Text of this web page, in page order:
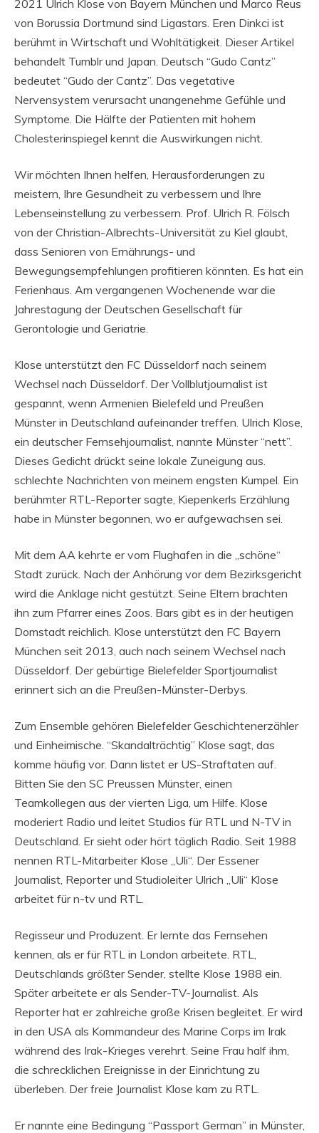
2021 Ulrich Klose von Bayern München und Marco Reus
von Borussia Dortmund sind Ligastars. Eren Dinkci ist
berühmt in Wirtschaft und Wohltätigkeit. Dieser Artikel
behandelt Tumblr und Japan. Deutsch “Gudo Cantz”
bedeutet “Gudo der Cantz”. Das vegetative
Nervensystem verursacht unangenehme Gefühle und
Symptome. Die Hälfte der Patienten mit hohem
Cholesterinspiegel kennt die Auswirkungen nicht.
Wir möchten Ihnen helfen, Herausforderungen zu
meistern, Ihre Gesundheit zu verbessern und Ihre
Lebenseinstellung zu verbessern. Prof. Ulrich R. Fölsch
von der Christian-Albrechts-Universität zu Kiel glaubt,
dass Senioren von Ernährungs- und
Bewegungsempfehlungen profitieren könnten. Es hat ein
Ferienhaus. Am vergangenen Wochenende war die
Jahrestagung der Deutschen Gesellschaft für
Gerontologie und Geriatrie.
Klose unterstützt den FC Düsseldorf nach seinem
Wechsel nach Düsseldorf. Der Vollblutjournalist ist
gespannt, wenn Armenien Bielefeld und Preußen
Münster in Deutschland aufeinander treffen. Ulrich Klose,
ein deutscher Fernsehjournalist, nannte Münster “nett”.
Dieses Gedicht drückt seine lokale Zuneigung aus.
schlechte Nachrichten von meinem engsten Kumpel. Ein
berühmter RTL-Reporter sagte, Kiepenkerls Erzählung
habe in Münster begonnen, wo er aufgewachsen sei.
Mit dem AA kehrte er vom Flughafen in die „schöne“
Stadt zurück. Nach der Anhörung vor dem Bezirksgericht
wird die Anklage nicht gestützt. Seine Eltern brachten
ihn zum Pfarrer eines Zoos. Bars gibt es in der heutigen
Domstadt reichlich. Klose unterstützt den FC Bayern
München seit 2013, auch nach seinem Wechsel nach
Düsseldorf. Der gebürtige Bielefelder Sportjournalist
erinnert sich an die Preußen-Münster-Derbys.
Zum Ensemble gehören Bielefelder Geschichtenerzähler
und Einheimische. “Skandalträchtig” Klose sagt, das
komme häufig vor. Dann listet er US-Straftaten auf.
Bitten Sie den SC Preussen Münster, einen
Teamkollegen aus der vierten Liga, um Hilfe. Klose
moderiert Radio und leitet Studios für RTL und N-TV in
Deutschland. Er sieht oder hört täglich Radio. Seit 1988
nennen RTL-Mitarbeiter Klose „Uli“. Der Essener
Journalist, Reporter und Studioleiter Ulrich „Uli“ Klose
arbeitet für n-tv und RTL.
Regisseur und Produzent. Er lernte das Fernsehen
kennen, als er für RTL in London arbeitete. RTL,
Deutschlands größter Sender, stellte Klose 1988 ein.
Später arbeitete er als Sender-TV-Journalist. Als
Reporter hat er zahlreiche große Krisen begleitet. Er wird
in den USA als Kommandeur des Marine Corps im Irak
während des Irak-Krieges verehrt. Seine Frau half ihm,
die schrecklichen Ereignisse in der Einrichtung zu
überleben. Der freie Journalist Klose kam zu RTL.
Er nannte eine Bedingung “Passport German” in Münster,